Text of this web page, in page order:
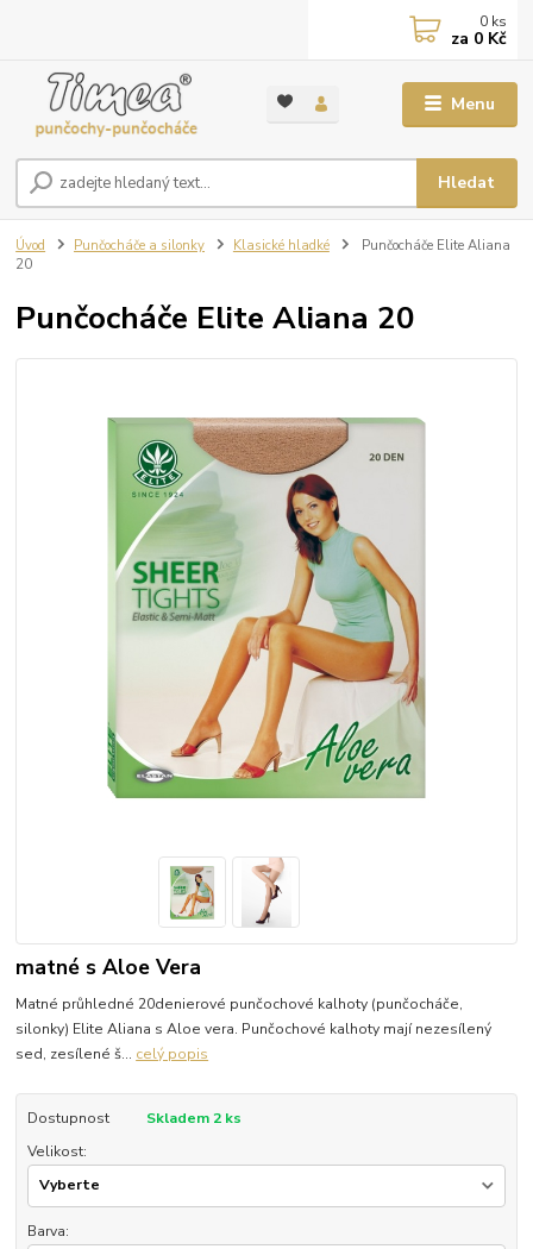
Menu
Hledat
0 ks
za 0 Kč
Úvod Punčocháče a silonky Klasické hladké
Punčocháče Elite Aliana
20
Punčocháče Elite Aliana 20
matné s Aloe Vera
Matné průhledné 20denierové punčochové kalhoty (punčocháče,
silonky) Elite Aliana s Aloe vera. Punčochové kalhoty mají nezesílený
sed, zesílené š... celý popis
Dostupnost
Skladem 2 ks
Velikost:
Barva: